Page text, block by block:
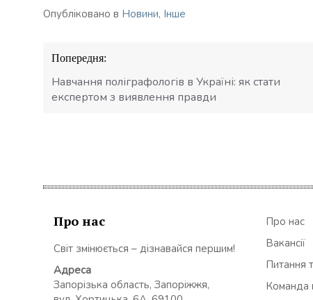
Опубліковано в Новини, Інше
Навігація
записів
Попередня:
Навчання поліграфологів в Україні: як стати
експертом з виявлення правди
Про нас
Світ змінюється – дізнавайся першим!
Адреса
Запорізька область, Запоріжжя,
Про нас
Вакансії
Питання
Команда